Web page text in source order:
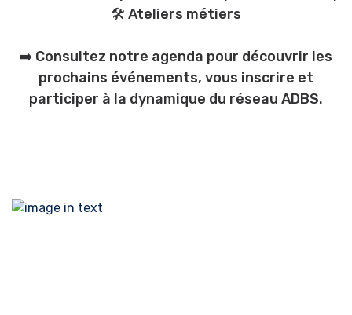
🛠️ Ateliers métiers
➡️ Consultez notre agenda pour découvrir les
prochains événements, vous inscrire et
participer à la dynamique du réseau ADBS.